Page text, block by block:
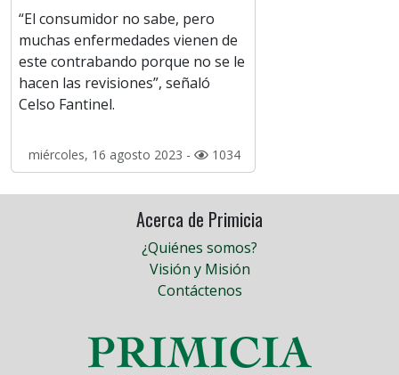
“El consumidor no sabe, pero
muchas enfermedades vienen de
este contrabando porque no se le
hacen las revisiones”, señaló
Celso Fantinel.
miércoles, 16 agosto 2023 - 1034
Acerca de Primicia
¿Quiénes somos?
Visión y Misión
Contáctenos